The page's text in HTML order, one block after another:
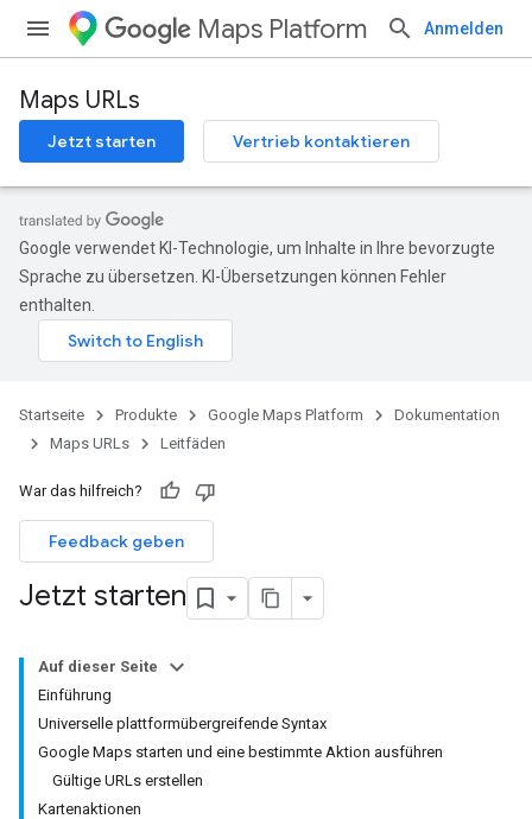
Maps Platform Anmelden
Maps URLs
Jetzt starten Vertrieb kontaktieren
Google verwendet KI-Technologie, um Inhalte in Ihre bevorzugte
Sprache zu übersetzen. KI-Übersetzungen können Fehler
enthalten.
Startseite Produkte Google Maps Platform
Dokumentation
Maps URLs
Leitfäden
War das hilfreich?
Feedback geben
Jetzt starten
Auf dieser Seite
Einführung
Universelle plattformübergreifende Syntax
Google Maps starten und eine bestimmte Aktion ausführen
Gültige URLs erstellen
Kartenaktionen